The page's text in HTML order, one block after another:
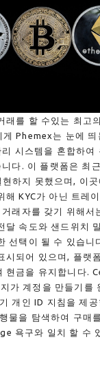
래를 할 수있는 최고
게 Phemex는 눈에 띄
시스템을 혼합하여
다. 이 플랫폼은 최
하지 못했으며, 이
해 KYC가 아닌 트레
래자를 갖기 위해서
달 속도와 샌드위치
선택이 될 수 있습니
시되어 있으며, 플랫
현금을 유지합니다.
가 계정을 만들기를
개인 ID 지침을 제
물을 탐색하여 구매
욕구와 일치 할 수